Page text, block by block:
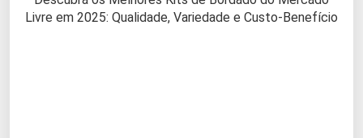
Livre em 2025: Qualidade, Variedade e Custo-Benefício